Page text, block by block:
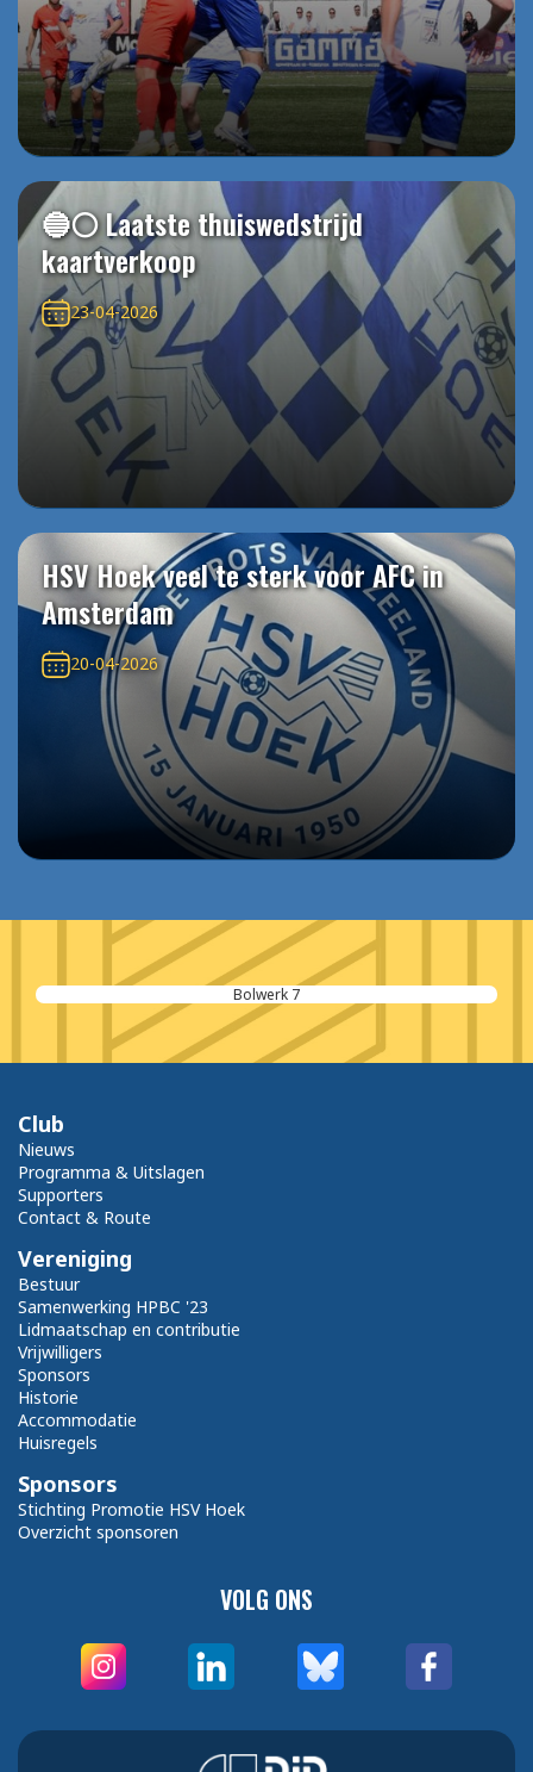
🔵⚪️ Laatste thuiswedstrijd
kaartverkoop
23-04-2026
HSV Hoek veel te sterk voor AFC in
Amsterdam
20-04-2026
Bolwerk 7
VOLG ONS
Club
Nieuws
Programma & Uitslagen
Supporters
Contact & Route
Vereniging
Bestuur
Samenwerking HPBC '23
Lidmaatschap en contributie
Vrijwilligers
Sponsors
Historie
Accommodatie
Huisregels
Sponsors
Stichting Promotie HSV Hoek
Overzicht sponsoren